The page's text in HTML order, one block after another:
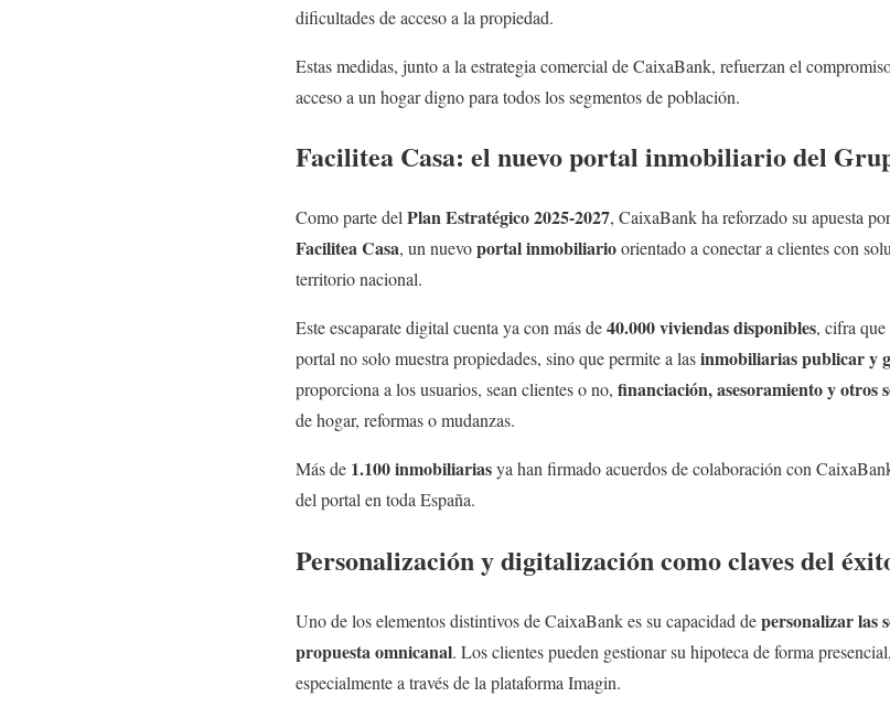
dificultades de acceso a la propiedad.
Estas medidas, junto a la estrategia comercial de CaixaBank, refuerzan el
acceso a un hogar digno para todos los segmentos de población.
Facilitea Casa: el nuevo portal inmobiliario del
Como parte delPlan Estratégico 2025-2027, CaixaBank ha reforzado su apuesta
Facilitea Casa, un nuevoportal inmobiliarioorientado a conectar a clientes con
territorio nacional.
Este escaparate digital cuenta ya con más de40.000 viviendas disponibles, cifra que
portal no solo muestra propiedades, sino que permite a lasinmobiliarias publicar y
proporciona a los usuarios, sean clientes o no, financiación, asesoramiento y otros
de hogar, reformas o mudanzas.
Más de 1.100 inmobiliariasya han firmado acuerdos de colaboración con
del portal en toda España.
Personalización y digitalización como claves del
Uno de los elementos distintivos de CaixaBank es su capacidad depersonalizar las
propuesta omnicanal. Los clientes pueden gestionar su hipoteca de forma
especialmente a través de la plataforma Imagin.